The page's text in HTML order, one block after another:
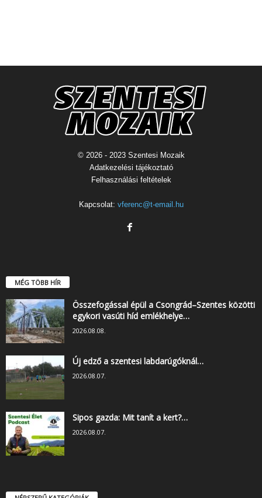
© 2026 - 2023 Szentesi Mozaik
Adatkezelési tájékoztató
Felhasználási feltételek
Kapcsolat: vferenc@t-email.hu
MÉG TÖBB HÍR
Összefogással épül a Csongrád–Szentes közötti
egykori vasúti híd emlékhelye…
2026.08.08.
Új edző a szentesi labdarúgóknál…
2026.08.07.
Sipos gazda: Mit tanít a kert?…
2026.08.07.